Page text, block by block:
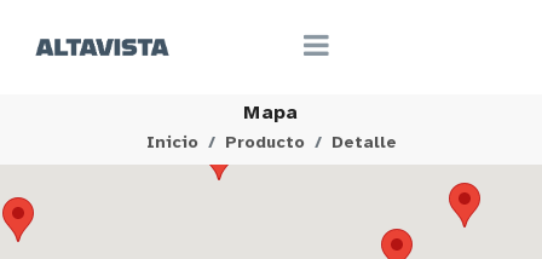
Mapa
Inicio Producto Detalle